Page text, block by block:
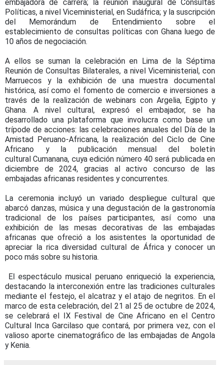
embajadora de carrera; la reunión inaugural de Consultas
Políticas, a nivel Viceministerial, en Sudáfrica; y la suscripción
del Memorándum de Entendimiento sobre el
establecimiento de consultas políticas con Ghana luego de
10 años de negociación.
A ellos se suman la celebración en Lima de la Séptima
Reunión de Consultas Bilaterales, a nivel Viceministerial, con
Marruecos y la exhibición de una muestra documental
histórica, así como el fomento de comercio e inversiones a
través de la realización de webinars con Argelia, Egipto y
Ghana. A nivel cultural, expresó el embajador, se ha
desarrollado una plataforma que involucra como base un
trípode de acciones: las celebraciones anuales del Día de la
Amistad Peruano-Africana, la realización del Ciclo de Cine
Africano y la publicación mensual del boletín
cultural Cumanana, cuya edición número 40 será publicada en
diciembre de 2024, gracias al activo concurso de las
embajadas africanas residentes y concurrentes.
La ceremonia incluyó un variado despliegue cultural que
abarcó danzas, música y una degustación de la gastronomía
tradicional de los países participantes, así como una
exhibición de las mesas decorativas de las embajadas
africanas que ofreció a los asistentes la oportunidad de
apreciar la rica diversidad cultural de África y conocer un
poco más sobre su historia.
El espectáculo musical peruano enriqueció la experiencia,
destacando la interconexión entre las tradiciones culturales
mediante el festejo, el alcatraz y el atajo de negritos. En el
marco de esta celebración, del 21 al 25 de octubre de 2024,
se celebrará el IX Festival de Cine Africano en el Centro
Cultural Inca Garcilaso que contará, por primera vez, con el
valioso aporte cinematográfico de las embajadas de Angola
y Kenia.